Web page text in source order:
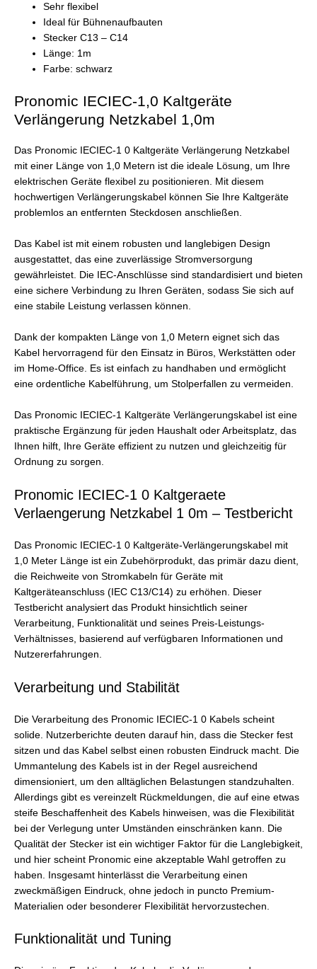
Sehr flexibel
Ideal für Bühnenaufbauten
Stecker C13 – C14
Länge: 1m
Farbe: schwarz
Pronomic IECIEC-1,0 Kaltgeräte
Verlängerung Netzkabel 1,0m
Das Pronomic IECIEC-1 0 Kaltgeräte Verlängerung Netzkabel
mit einer Länge von 1,0 Metern ist die ideale Lösung, um Ihre
elektrischen Geräte flexibel zu positionieren. Mit diesem
hochwertigen Verlängerungskabel können Sie Ihre Kaltgeräte
problemlos an entfernten Steckdosen anschließen.
Das Kabel ist mit einem robusten und langlebigen Design
ausgestattet, das eine zuverlässige Stromversorgung
gewährleistet. Die IEC-Anschlüsse sind standardisiert und bieten
eine sichere Verbindung zu Ihren Geräten, sodass Sie sich auf
eine stabile Leistung verlassen können.
Dank der kompakten Länge von 1,0 Metern eignet sich das
Kabel hervorragend für den Einsatz in Büros, Werkstätten oder
im Home-Office. Es ist einfach zu handhaben und ermöglicht
eine ordentliche Kabelführung, um Stolperfallen zu vermeiden.
Das Pronomic IECIEC-1 Kaltgeräte Verlängerungskabel ist eine
praktische Ergänzung für jeden Haushalt oder Arbeitsplatz, das
Ihnen hilft, Ihre Geräte effizient zu nutzen und gleichzeitig für
Ordnung zu sorgen.
Pronomic IECIEC-1 0 Kaltgeraete
Verlaengerung Netzkabel 1 0m – Testbericht
Das Pronomic IECIEC-1 0 Kaltgeräte-Verlängerungskabel mit
1,0 Meter Länge ist ein Zubehörprodukt, das primär dazu dient,
die Reichweite von Stromkabeln für Geräte mit
Kaltgeräteanschluss (IEC C13/C14) zu erhöhen. Dieser
Testbericht analysiert das Produkt hinsichtlich seiner
Verarbeitung, Funktionalität und seines Preis-Leistungs-
Verhältnisses, basierend auf verfügbaren Informationen und
Nutzererfahrungen.
Verarbeitung und Stabilität
Die Verarbeitung des Pronomic IECIEC-1 0 Kabels scheint
solide. Nutzerberichte deuten darauf hin, dass die Stecker fest
sitzen und das Kabel selbst einen robusten Eindruck macht. Die
Ummantelung des Kabels ist in der Regel ausreichend
dimensioniert, um den alltäglichen Belastungen standzuhalten.
Allerdings gibt es vereinzelt Rückmeldungen, die auf eine etwas
steife Beschaffenheit des Kabels hinweisen, was die Flexibilität
bei der Verlegung unter Umständen einschränken kann. Die
Qualität der Stecker ist ein wichtiger Faktor für die Langlebigkeit,
und hier scheint Pronomic eine akzeptable Wahl getroffen zu
haben. Insgesamt hinterlässt die Verarbeitung einen
zweckmäßigen Eindruck, ohne jedoch in puncto Premium-
Materialien oder besonderer Flexibilität hervorzustechen.
Funktionalität und Tuning